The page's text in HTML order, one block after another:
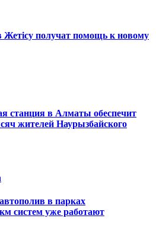
Жетісу получат помощь к новому
станция в Алматы обеспечит
жителей Наурызбайского
в парках
систем уже работают